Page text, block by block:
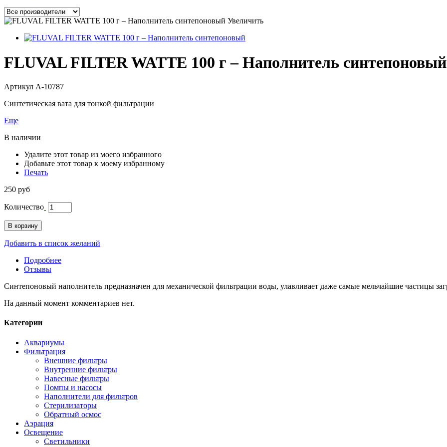
Увеличить
FLUVAL FILTER WATTE 100 г – Наполнитель синтепоновый
Артикул A-10787
Синтетическая вата для тонкой фильтрации
Еще
В наличии
Удалите этот товар из моего избранного
Добавьте этот товар к моему избранному
Печать
250 руб
Количество
В корзину
Добавить в список желаний
Подробнее
Отзывы
Синтепоновый наполнитель предназначен для механической фильтрации воды, улавливает даже самые мельчайшие частицы
На данный момент комментариев нет.
Категории
Аквариумы
Фильтрация
Внешние фильтры
Внутренние фильтры
Навесные фильтры
Помпы и насосы
Наполнители для фильтров
Стерилизаторы
Обратный осмос
Аэрация
Освещение
Светильники